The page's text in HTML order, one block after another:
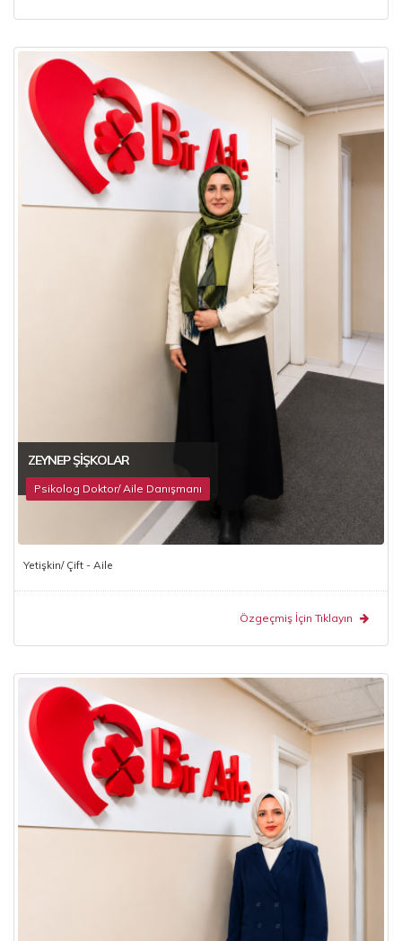
ZEYNEP ŞIŞKOLAR
Psikolog Doktor/ Aile Danışmanı
Yetişkin/ Çift - Aile
Özgeçmiş İçin Tıklayın